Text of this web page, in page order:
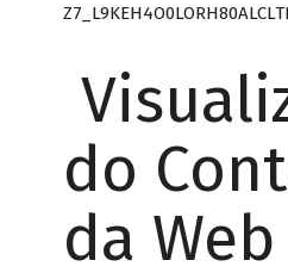
do
da Web